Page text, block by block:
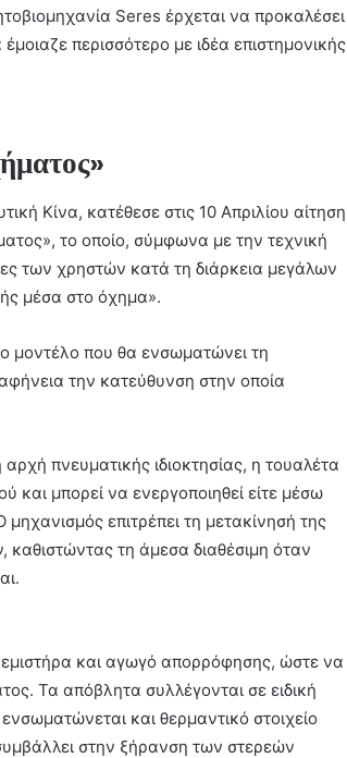
Seres έρχεται να προκαλέσει
περισσότερο με ιδέα επιστημονικής
Κίνα, κατέθεσε στις 10 Απριλίου αίτηση
το οποίο, σύμφωνα με την τεχνική
των χρηστών κατά τη διάρκεια μεγάλων
μέσα στο όχημα».
μοντέλο που θα ενσωματώνει τη
την κατεύθυνση στην οποία
πνευματικής ιδιοκτησίας, η τουαλέτα
και μπορεί να ενεργοποιηθεί είτε μέσω
επιτρέπει τη μετακίνησή της
τη άμεσα διαθέσιμη όταν
και αγωγό απορρόφησης, ώστε να
Τα απόβλητα συλλέγονται σε ειδική
και θερμαντικό στοιχείο
στην ξήρανση των στερεών